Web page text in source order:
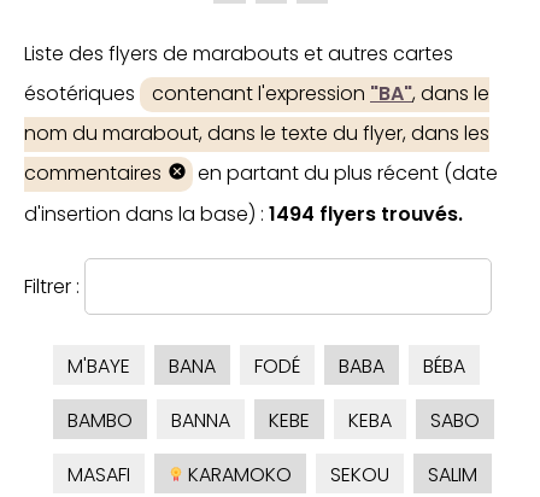
Liste des flyers de marabouts et autres cartes
ésotériques
contenant l'expression "BA", dans le
nom du marabout, dans le texte du flyer, dans les
commentaires
en partant du plus récent (date
d'insertion dans la base) : 1494 flyers trouvés.
Filtrer :
M'BAYE BANA FODÉ BABA
BÉBA
BAMBO
BANNA KEBE KEBA
SABO
MASAFI
KARAMOKO SEKOU
SALIM